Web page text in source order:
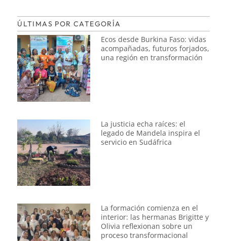
ÚLTIMAS POR CATEGORÍA
Ecos desde Burkina Faso: vidas
acompañadas, futuros forjados,
una región en transformación
La justicia echa raíces: el
legado de Mandela inspira el
servicio en Sudáfrica
La formación comienza en el
interior: las hermanas Brigitte y
Olivia reflexionan sobre un
proceso transformacional